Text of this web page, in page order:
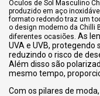
Óculos de Sol Masculino
produzido em aço
formato redondo traz um
o design moderno da Chilli
diferentes ocasiões. As
UVA e UVB, protegendo
reduzindo o risco de
Além disso são
mesmo tempo,
Com os pilares de